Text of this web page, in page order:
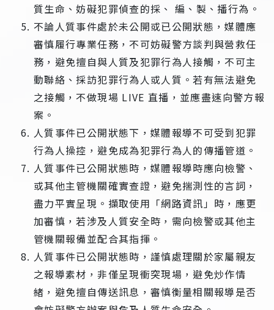
質生命、妨礙犯罪偵查的採、 編、製、播行為。
不論人質事件處於未公開或已公開狀態，媒體應
審慎履行專業任務，不可妨礙警方談判與營救任
務，避免擅自與人質及犯罪行為人接觸，不可主
動聯絡、採訪犯罪行為人或人質。若有無法避免
之接觸，不做現場 LIVE 直播，並應盡速向警方報
案。
人質事件已公開狀態下，媒體報導不可受到犯罪
行為人操控，避免成為犯罪行為人的傳播管道。
人質事件已公開狀態時，媒體報導時應向檢警、
或其他主管機關確實查證，避免揣測性的言詞，
盡力平實呈現。擷取使用「網路資訊」時，應更
加審慎，若涉及人質安全時，需向檢警或其他主
管機關報備並配合其指揮。
人質事件已公開狀態時，謹慎處理關於家屬親友
之報導素材，非僅呈現衝突現場，避免炒作情
緒，避免擅自傳送訊息，審慎衡量相關報導是否